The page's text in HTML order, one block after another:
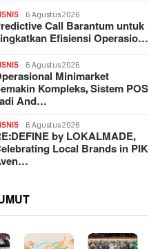
6 Agustus 2026
Call Barantum untuk
Efisiensi Operasio…
6 Agustus 2026
Minimarket
Kompleks, Sistem POS
And…
6 Agustus 2026
by LOKALMADE,
Local Brands in PIK